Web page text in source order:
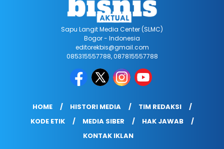
Sapu Langit Media Center (SLMC)
Bogor - Indonesia
editorekbis@gmail.com
085315557788, 087815557788
HOME HISTORI MEDIA
TIM REDAKSI
KODE ETIK
MEDIA SIBER
HAK JAWAB
KONTAK IKLAN